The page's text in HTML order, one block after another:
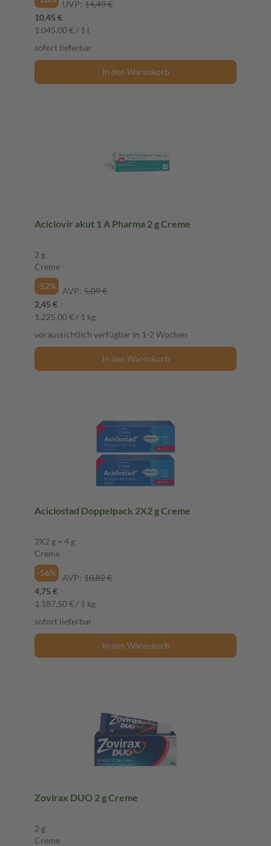
UVP: 14,49 €
10,45 €
1.045,00 € / 1 l
sofort lieferbar
In den Warenkorb
Aciclovir akut 1 A Pharma 2 g Creme
2 g
Creme
-52%
AVP: 5,09 €
2,45 €
1.225,00 € / 1 kg
voraussichtlich verfügbar in 1-2 Wochen
In den Warenkorb
Aciclostad Doppelpack 2X2 g Creme
2X2 g = 4 g
Creme
-56%
AVP: 10,82 €
4,75 €
1.187,50 € / 1 kg
sofort lieferbar
In den Warenkorb
Zovirax DUO 2 g Creme
2 g
Creme